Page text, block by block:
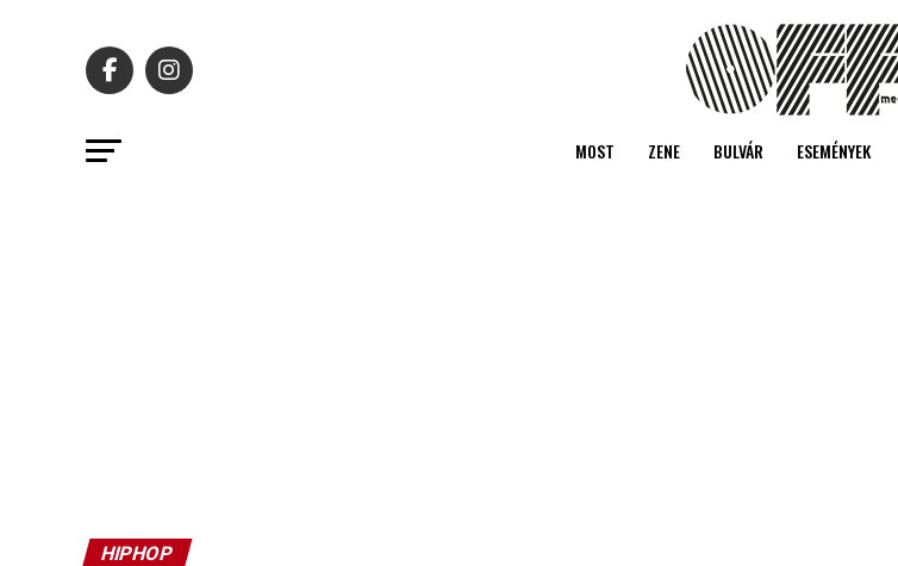
MOST ZENE BULVÁR ESEMÉNYEK
HIPHOP